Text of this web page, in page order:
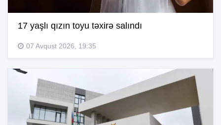
17 yaşlı qızın toyu təxirə salındı
07 Avqust 2026, 19:35